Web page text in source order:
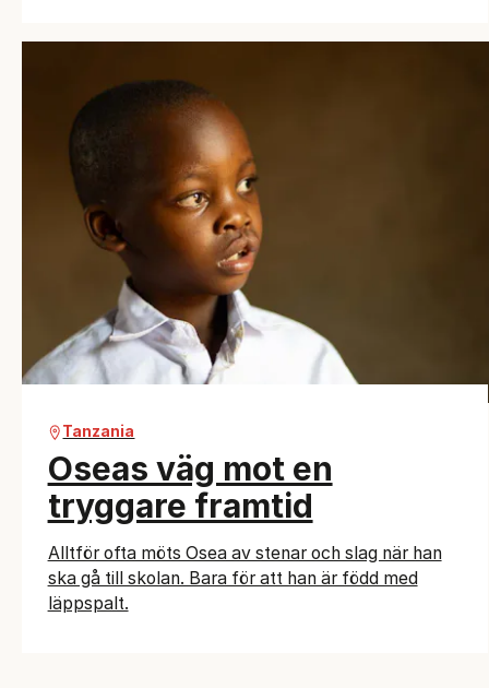
Tanzania
Oseas väg mot en
tryggare framtid
Alltför ofta möts Osea av stenar och slag när han
ska gå till skolan. Bara för att han är född med
läppspalt.